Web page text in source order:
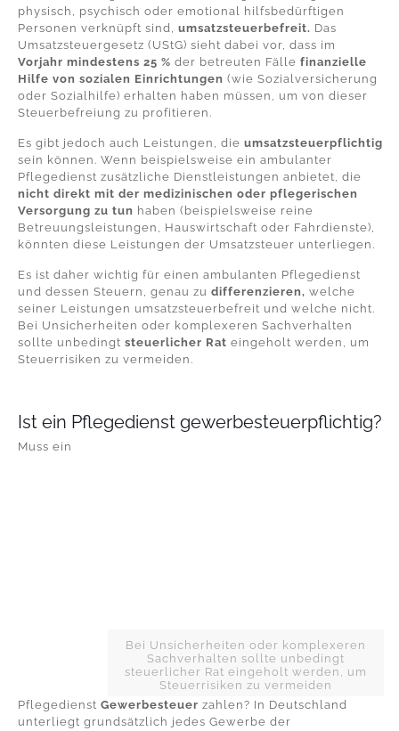
physisch, psychisch oder emotional hilfsbedürftigen
Personen verknüpft sind, umsatzsteuerbefreit. Das
Umsatzsteuergesetz (UStG) sieht dabei vor, dass im
Vorjahr mindestens 25 % der betreuten Fälle finanzielle
Hilfe von sozialen Einrichtungen (wie Sozialversicherung
oder Sozialhilfe) erhalten haben müssen, um von dieser
Steuerbefreiung zu profitieren.
Es gibt jedoch auch Leistungen, die umsatzsteuerpflichtig
sein können. Wenn beispielsweise ein ambulanter
Pflegedienst zusätzliche Dienstleistungen anbietet, die
nicht direkt mit der medizinischen oder pflegerischen
Versorgung zu tun haben (beispielsweise reine
Betreuungsleistungen, Hauswirtschaft oder Fahrdienste),
könnten diese Leistungen der Umsatzsteuer unterliegen.
Es ist daher wichtig für einen ambulanten Pflegedienst
und dessen Steuern , genau zu differenzieren, welche
seiner Leistungen umsatzsteuerbefreit und welche nicht.
Bei Unsicherheiten oder komplexeren Sachverhalten
sollte unbedingt steuerlicher Rat eingeholt werden, um
Steuerrisiken zu vermeiden.
Ist ein Pflegedienst gewerbesteuerpflichtig?
Bei Unsicherheiten oder komplexeren
Sachverhalten sollte unbedingt
steuerlicher Rat eingeholt werden, um
Steuerrisiken zu vermeiden
Muss ein
Pflegedienst Gewerbesteuer zahlen? In Deutschland
unterliegt grundsätzlich jedes Gewerbe der